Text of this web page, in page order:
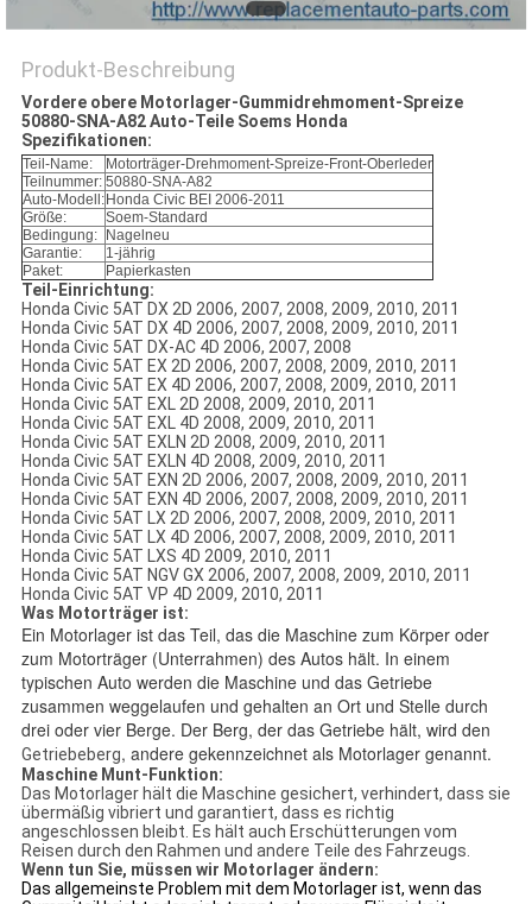
Produkt-Beschreibung
Vordere obere Motorlager-Gummidrehmoment-Spreize
50880-SNA-A82 Auto-Teile Soems Honda
Spezifikationen:
Teil-Name:
Motorträger-Drehmoment-Spreize-Front-Oberleder
Teilnummer: 50880-SNA-A82
Auto-Modell: Honda Civic BEI 2006-2011
Größe:
Soem-Standard
Bedingung:
Nagelneu
Garantie:
1-jährig
Paket:
Papierkasten
Teil-Einrichtung:
Honda Civic 5AT DX 2D 2006, 2007, 2008, 2009, 2010, 2011
Honda Civic 5AT DX 4D 2006, 2007, 2008, 2009, 2010, 2011
Honda Civic 5AT DX-AC 4D 2006, 2007, 2008
Honda Civic 5AT EX 2D 2006, 2007, 2008, 2009, 2010, 2011
Honda Civic 5AT EX 4D 2006, 2007, 2008, 2009, 2010, 2011
Honda Civic 5AT EXL 2D 2008, 2009, 2010, 2011
Honda Civic 5AT EXL 4D 2008, 2009, 2010, 2011
Honda Civic 5AT EXLN 2D 2008, 2009, 2010, 2011
Honda Civic 5AT EXLN 4D 2008, 2009, 2010, 2011
Honda Civic 5AT EXN 2D 2006, 2007, 2008, 2009, 2010, 2011
Honda Civic 5AT EXN 4D 2006, 2007, 2008, 2009, 2010, 2011
Honda Civic 5AT LX 2D 2006, 2007, 2008, 2009, 2010, 2011
Honda Civic 5AT LX 4D 2006, 2007, 2008, 2009, 2010, 2011
Honda Civic 5AT LXS 4D 2009, 2010, 2011
Honda Civic 5AT NGV GX 2006, 2007, 2008, 2009, 2010, 2011
Honda Civic 5AT VP 4D 2009, 2010, 2011
Was Motorträger ist:
Ein Motorlager ist das Teil, das die Maschine zum Körper oder
zum Motorträger (Unterrahmen) des Autos hält. In einem
typischen Auto werden die Maschine und das Getriebe
zusammen weggelaufen und gehalten an Ort und Stelle durch
drei oder vier Berge. Der Berg, der das Getriebe hält, wird den
Getriebeberg, andere gekennzeichnet als Motorlager genannt.
Maschine Munt-Funktion:
Das Motorlager hält die Maschine gesichert, verhindert, dass sie
übermäßig vibriert und garantiert, dass es richtig
angeschlossen bleibt. Es hält auch Erschütterungen vom
Reisen durch den Rahmen und andere Teile des Fahrzeugs.
Wenn tun Sie, müssen wir Motorlager ändern:
Das allgemeinste Problem mit dem Motorlager ist, wenn das